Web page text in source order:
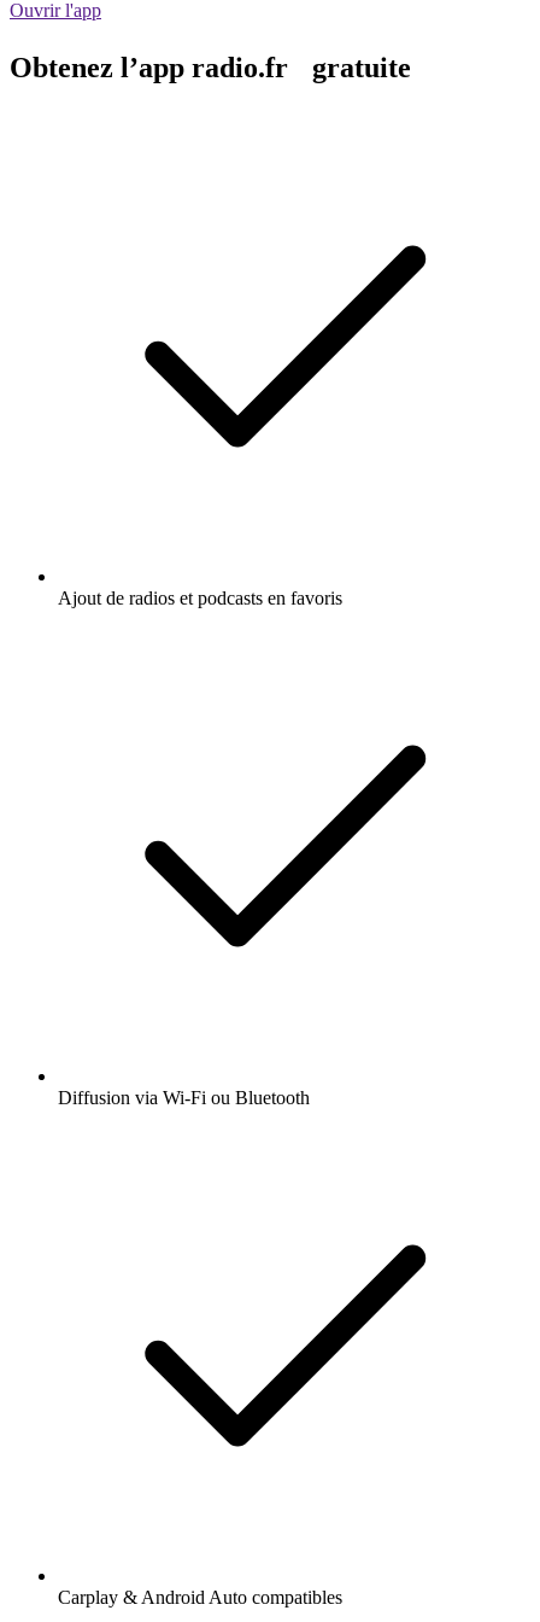
Ouvrir l'app
Obtenez l’app radio.fr gratuite
Ajout de radios et podcasts en favoris
Diffusion via Wi-Fi ou Bluetooth
Carplay & Android Auto compatibles